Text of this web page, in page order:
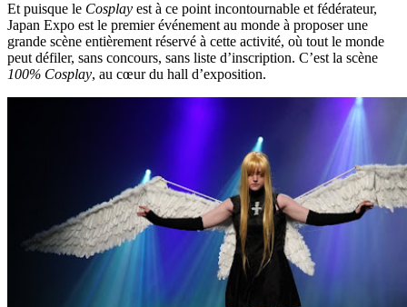
Et puisque le Cosplay est à ce point incontournable et fédérateur,
Japan Expo est le premier événement au monde à proposer une
grande scène entièrement réservé à cette activité, où tout le monde
peut défiler, sans concours, sans liste d’inscription. C’est la scène
100% Cosplay, au cœur du hall d’exposition.